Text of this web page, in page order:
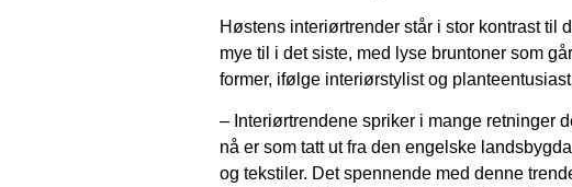
Høstens interiørtrender står i stor kontrast til
mye til i det siste, med lyse bruntoner som
former, ifølge interiørstylist og
– Interiørtrendene spriker i mange retninger
nå er som tatt ut fra den engelske
og tekstiler. Det spennende med denne